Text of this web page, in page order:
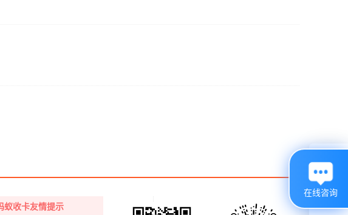
蚁收卡友情提示

在线咨询